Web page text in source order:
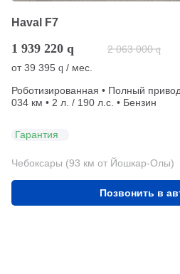
Haval F7
1 939 220 q 2 063 000 q
от39 395 q / мес.
Роботизированная • Полный
034 км • 2 л. / 190 л.с. • Бензин
Гарантия
Чебоксары (93 км от Йошкар-Олы)
Позвонить в